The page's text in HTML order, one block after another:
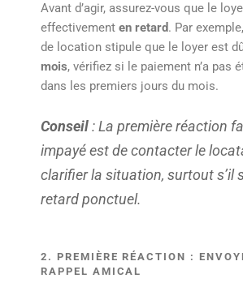
Avant d’agir, assurez-vous que le
effectivement en retard. Par
de location stipule que le loyer est
mois, vérifiez si le paiement n’a pas
dans les premiers jours du mois.
Conseil: La première réaction
impayé est de contacter le
clarifier la situation, surtout s’il
retard ponctuel.
2. PREMIÈRE RÉACTION :
RAPPEL AMICAL